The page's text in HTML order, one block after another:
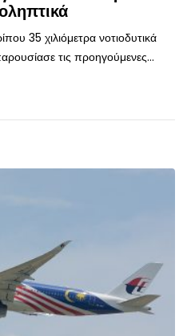
35 χιλιόμετρα νοτιοδυτικά
τις προηγούμενες...